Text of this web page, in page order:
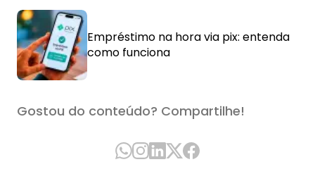
Empréstimo na hora via pix: entenda
como funciona
Gostou do conteúdo? Compartilhe!